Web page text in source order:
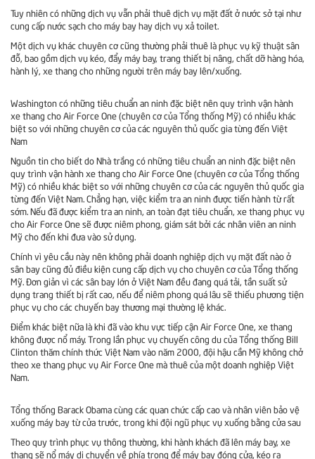
Tuy nhiên có những dịch vụ vẫn phải thuê dịch vụ mặt đất ở nước sở tại như
cung cấp nước sạch cho máy bay hay dịch vụ xả toilet.
Một dịch vụ khác chuyên cơ cũng thường phải thuê là phục vụ kỹ thuật sân
đỗ, bao gồm dịch vụ kéo, đẩy máy bay, trang thiết bị nâng, chất dỡ hàng hóa,
hành lý, xe thang cho những người trên máy bay lên/xuống.
Washington có những tiêu chuẩn an ninh đặc biệt nên quy trình vận hành
xe thang cho Air Force One (chuyên cơ của Tổng thống Mỹ) có nhiều khác
biệt so với những chuyên cơ của các nguyên thủ quốc gia từng đến Việt
Nam
Nguồn tin cho biết do Nhà trắng có những tiêu chuẩn an ninh đặc biệt nên
quy trình vận hành xe thang cho Air Force One (chuyên cơ của Tổng thống
Mỹ) có nhiều khác biệt so với những chuyên cơ của các nguyên thủ quốc gia
từng đến Việt Nam. Chẳng hạn, việc kiểm tra an ninh được tiến hành từ rất
sớm. Nếu đã được kiểm tra an ninh, an toàn đạt tiêu chuẩn, xe thang phục vụ
cho Air Force One sẽ được niêm phong, giám sát bởi các nhân viên an ninh
Mỹ cho đến khi đưa vào sử dụng.
Chính vì yêu cầu này nên không phải doanh nghiệp dịch vụ mặt đất nào ở
sân bay cũng đủ điều kiện cung cấp dịch vụ cho chuyên cơ của Tổng thống
Mỹ. Đơn giản vì các sân bay lớn ở Việt Nam đều đang quá tải, tần suất sử
dụng trang thiết bị rất cao, nếu để niêm phong quá lâu sẽ thiếu phương tiện
phục vụ cho các chuyến bay thương mại thường lệ khác.
Điểm khác biệt nữa là khi đã vào khu vực tiếp cận Air Force One, xe thang
không được nổ máy. Trong lần phục vụ chuyến công du của Tổng thống Bill
Clinton thăm chính thức Việt Nam vào năm 2000, đội hậu cần Mỹ không chở
theo xe thang phục vụ Air Force One mà thuê của một doanh nghiệp Việt
Nam.
Tổng thống Barack Obama cùng các quan chức cấp cao và nhân viên bảo vệ
xuống máy bay từ cửa trước, trong khi đội ngũ phục vụ xuống bằng cửa sau
Theo quy trình phục vụ thông thường, khi hành khách đã lên máy bay, xe
thang sẽ nổ máy di chuyển về phía trong để máy bay đóng cửa, kéo ra